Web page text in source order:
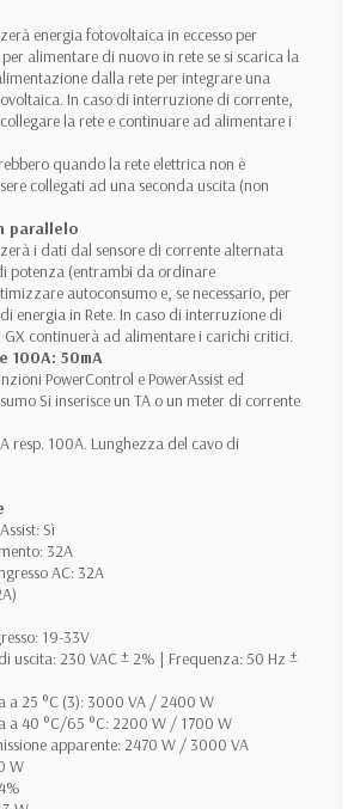
energia fotovoltaica in eccesso per
alimentare di nuovo in rete se si scarica la
dalla rete per integrare una
In caso di interruzione di corrente,
la rete e continuare ad alimentare i
quando la rete elettrica non è
collegati ad una seconda uscita (non
parallelo
i dati dal sensore di corrente alternata
potenza (entrambi da ordinare
autoconsumo e, se necessario, per
energia in Rete. In caso di interruzione di
GX continuerà ad alimentare i carichi critici.
100A: 50mA
PowerControl e PowerAssist ed
Si inserisce un TA o un meter di corrente
resp. 100A. Lunghezza del cavo di
Sì
32A
AC: 32A
19-33V
uscita: 230 VAC ± 2% | Frequenza: 50 Hz ±
a 25 °C (3): 3000 VA / 2400 W
a 40 °C/65 °C: 2200 W / 1700 W
apparente: 2470 W / 3000 VA
W